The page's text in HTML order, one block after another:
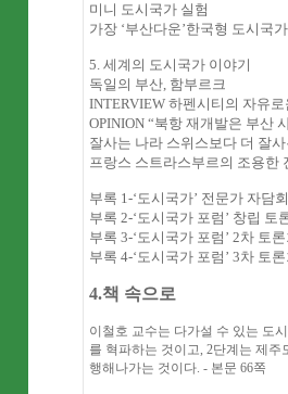
미니 도시국가 실험
가장 ‘부산다운’한국형 도시국
5. 세계의 도시국가 이야기
독일의 부산, 함부르크
INTERVIEW 하펜시티의 자유
OPINION “북항 재개발은 부산
잘사는 나라 스위스보다 더 잘
프랑스 스트라스부르의 조용한
부록 1-‘도시국가’ 전문가 자담회
부록 2-‘도시국가 포럼’ 창립 토
부록 3-‘도시국가 포럼’ 2차 토
부록 4-‘도시국가 포럼’ 3차 토
4.책 속으로
이철호 교수는 다가설 수 있는 도
를 혁파하는 것이고, 2단계는 제주
행해나가는 것이다. - 본문 66쪽